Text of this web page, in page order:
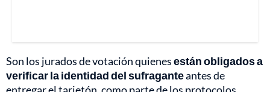
Son los jurados de votación quienesestán obligados a
verificar la identidad del sufraganteantes de